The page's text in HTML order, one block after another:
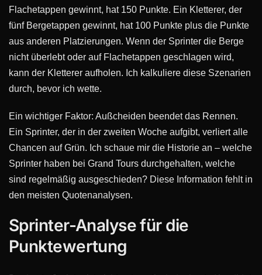
Flachetappen gewinnt, hat 150 Punkte. Ein Kletterer, der
fünf Bergetappen gewinnt, hat 100 Punkte plus die Punkte
aus anderen Platzierungen. Wenn der Sprinter die Berge
nicht überlebt oder auf Flachetappen geschlagen wird,
kann der Kletterer aufholen. Ich kalkuliere diese Szenarien
durch, bevor ich wette.
Ein wichtiger Faktor: Außcheiden beendet das Rennen.
Ein Sprinter, der in der zweiten Woche aufgibt, verliert alle
Chancen auf Grün. Ich schaue mir die Historie an – welche
Sprinter haben bei Grand Tours durchgehalten, welche
sind regelmäßig ausgeschieden? Diese Information fehlt in
den meisten Quotenanalysen.
Sprinter-Analyse für die
Punktewertung